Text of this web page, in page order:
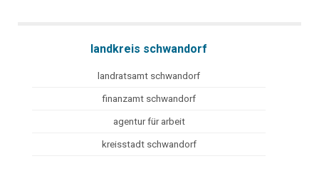
landkreis schwandorf
landratsamt schwandorf
finanzamt schwandorf
agentur für arbeit
kreisstadt schwandorf